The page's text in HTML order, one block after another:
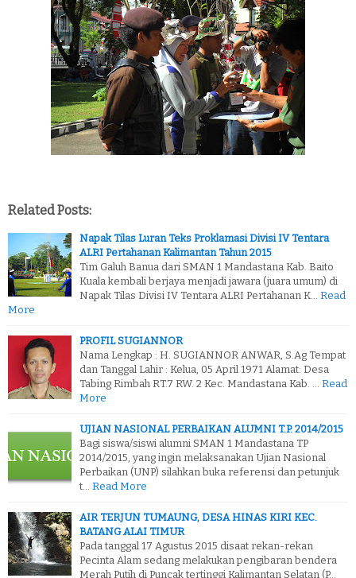
Related Posts:
Napak Tilas Luran Teks Proklamasi Divisi IV Tentara
ALRI Pertahanan Kalimantan Tahun 2015
Tim Galuh Banua dari SMAN 1 Mandastana Kab. Baito
Kuala kembali berjaya menjadi jawara (juara umum) di
Napak Tilas Divisi IV Tentara ALRI Pertahanan K… Read
More
PROFIL SUGIANNOR
Nama Lengkap : H. SUGIANNOR ANWAR, S.Ag Tempat
dan Tanggal Lahir : Kelua, 05 April 1971 Alamat: Desa
Tabing Rimbah RT.7 RW. 2 Kec. Mandastana Kab. … Read
More
UJIAN NASIONAL PERBAIKAN ALUMNI T.P. 2014/2015
Bagi siswa/siswi alumni SMAN 1 Mandastana TP
2014/2015, yang ingin melaksanakan Ujian Nasional
Perbaikan (UNP) silahkan buka referensi dan petunjuk
t… Read More
AIR TERJUN TUMAUNG, DESA HINAS KIRI KEC.
BATANG ALAI TIMUR
Pada tanggal 17 Agustus 2015 disaat rekan-rekan
Pecinta Alam sedang melakukan pengibaran bendera
Merah Putih di Puncak tertinggi Kalimantan Selatan (P…